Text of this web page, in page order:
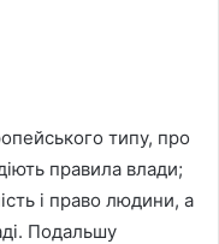
типу, про
правила влади;
і право людини, а
Подальшу